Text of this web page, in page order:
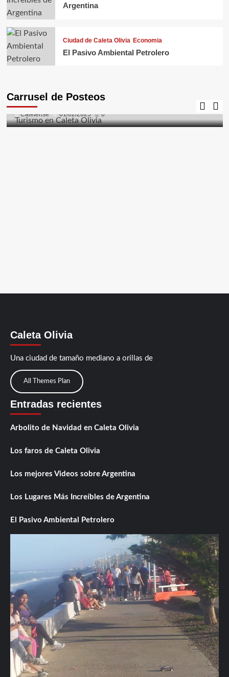
Argentina
Ciudad de Caleta Olivia Economia
El Pasivo Ambiental Petrolero
Carrusel de Posteos
Turismo en Caleta Olivia
Caletense 01/02/2025 0
Caleta Olivia
Una ciudad de tamaño mediano a orillas de
All Themes Plan
Entradas recientes
Arbolito de Navidad en Caleta Olivia
Los faros de Caleta Olivia
Los mejores Videos sobre Argentina
Los Lugares Más Increíbles de Argentina
El Pasivo Ambiental Petrolero